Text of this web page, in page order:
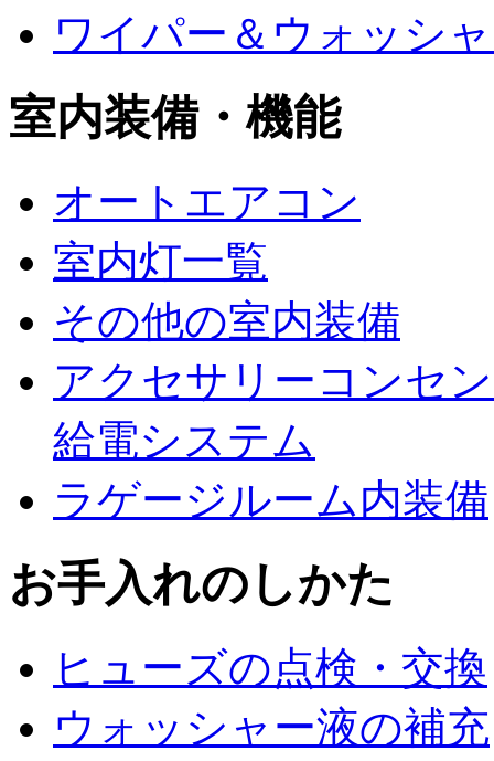
ワイパー＆ウォッシ
室内装備・機能
オートエアコン
室内灯一覧
その他の室内装備
アクセサリーコンセ
給電システム
ラゲージルーム内装備
お手入れのしかた
ヒューズの点検・交換
ウォッシャー液の補充